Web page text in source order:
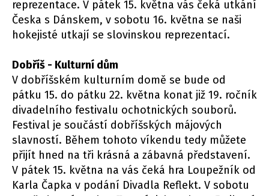
reprezentace. V pátek 15. května vás čeká utkání
Česka s Dánskem, v sobotu 16. května se naši
hokejisté utkají se slovinskou reprezentací.
Dobříš - Kulturní dům
V dobříšském kulturním domě se bude od
pátku 15. do pátku 22. května konat již 19. ročník
divadelního festivalu ochotnických souborů.
Festival je součástí dobříšských májových
slavností. Během tohoto víkendu tedy můžete
přijít hned na tři krásná a zábavná představení.
V pátek 15. května na vás čeká hra Loupežník od
Karla Čapka v podání Divadla Reflekt. V sobotu